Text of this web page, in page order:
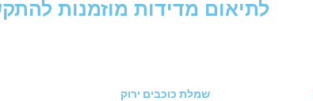
לתיאום מדידות מוזמנות
שמלת כוכבים ירוק